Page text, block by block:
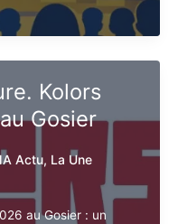
Kolors
Gosier
Actu, La
au Gosier : un